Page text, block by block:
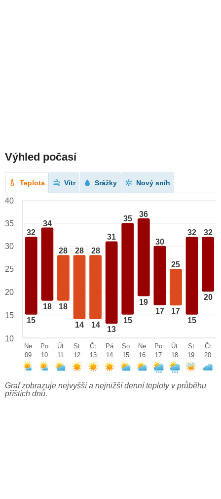
Výhled počasí
Teplota Vítr Srážky Nový sníh
32
15
34
18
28
18
28
14
28
14
31
13
35
15
36
19
30
17
25
17
32
15
32
20
40
35
30
25
20
15
10
Ne
09
Po
10
Út
11
St
12
Čt
13
Pá
14
So
15
Ne
16
Po
17
Út
18
St
19
Čt
20
Graf zobrazuje nejvyšší a nejnižší denní teploty v průběhu
příštích dnů.